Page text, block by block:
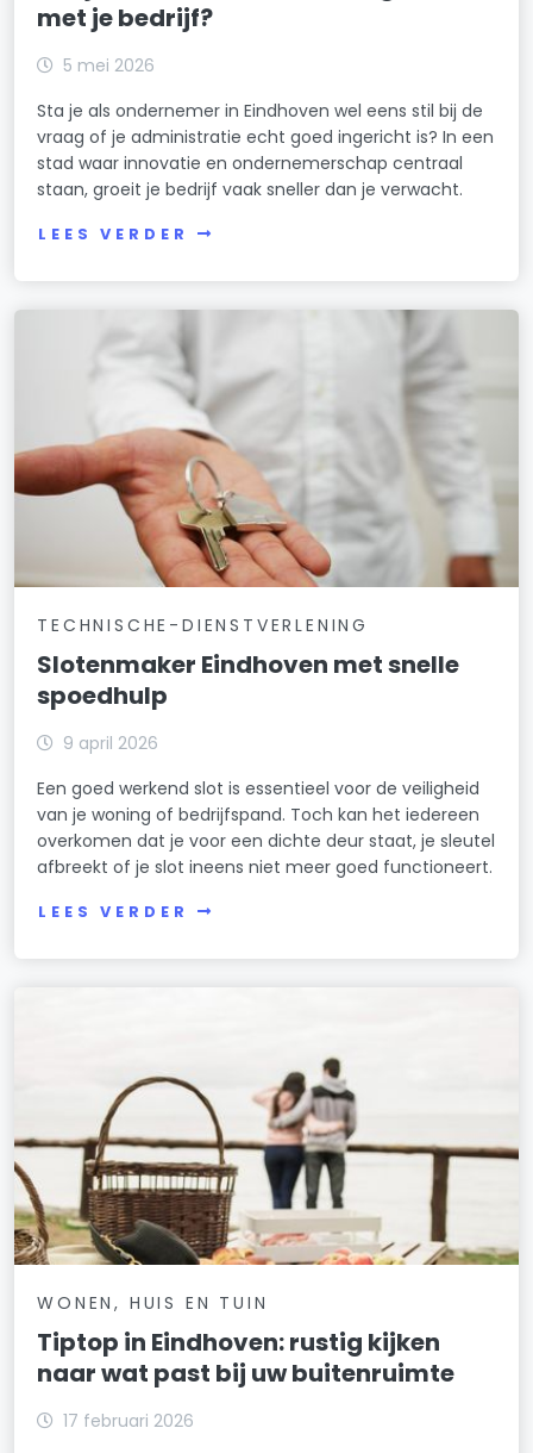
met je bedrijf?
5 mei 2026
Sta je als ondernemer in Eindhoven wel eens stil bij de
vraag of je administratie echt goed ingericht is? In een
stad waar innovatie en ondernemerschap centraal
staan, groeit je bedrijf vaak sneller dan je verwacht.
LEES VERDER
TECHNISCHE-DIENSTVERLENING
Slotenmaker Eindhoven met snelle
spoedhulp
9 april 2026
Een goed werkend slot is essentieel voor de veiligheid
van je woning of bedrijfspand. Toch kan het iedereen
overkomen dat je voor een dichte deur staat, je sleutel
afbreekt of je slot ineens niet meer goed functioneert.
LEES VERDER
WONEN, HUIS EN TUIN
Tiptop in Eindhoven: rustig kijken
naar wat past bij uw buitenruimte
17 februari 2026